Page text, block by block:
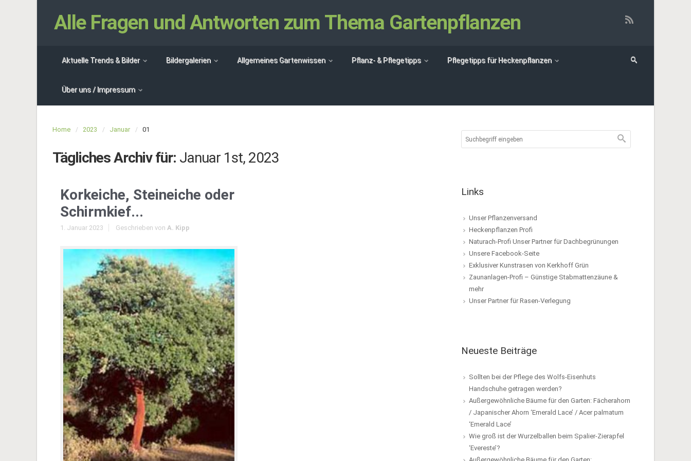
Alle Fragen und Antworten zum Thema Gartenpflanzen
Aktuelle Trends & Bilder Bildergalerien Allgemeines Gartenwissen Pflanz- & Pflegetipps Pflegetipps für Heckenpflanzen
Über uns / Impressum
Home 2023 Januar 01
Tägliches Archiv für: Januar 1st, 2023
Korkeiche, Steineiche oder
Schirmkief...
1. Januar 2023 Geschrieben von A. Kipp
Links
Unser Pflanzenversand
Heckenpflanzen Profi
Naturach-Profi Unser Partner für Dachbegrünungen
Unsere Facebook-Seite
Exklusiver Kunstrasen von Kerkhoff Grün
Zaunanlagen-Profi – Günstige Stabmattenzäune &
mehr
Unser Partner für Rasen-Verlegung
Neueste Beiträge
Sollten bei der Pflege des Wolfs-Eisenhuts
Handschuhe getragen werden?
Außergewöhnliche Bäume für den Garten: Fächerahorn
/ Japanischer Ahorn ‘Emerald Lace’ / Acer palmatum
‘Emerald Lace’
Wie groß ist der Wurzelballen beim Spalier-Zierapfel
‘Evereste’?